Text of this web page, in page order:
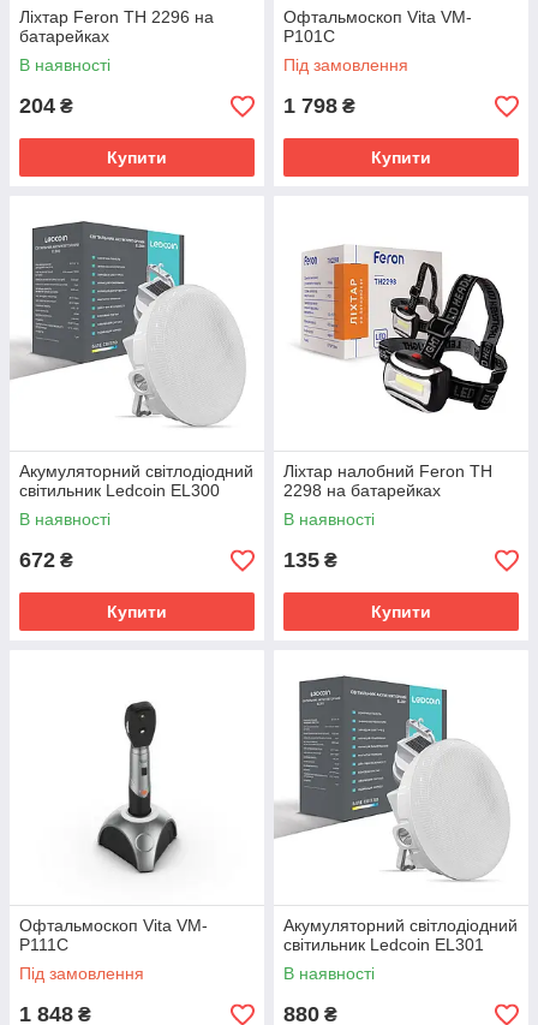
Ліхтар Feron TH 2296 на
батарейках
В наявності
204 ₴
Купити
Офтальмоскоп Vita VM-
P101C
Під замовлення
1 798 ₴
Купити
Акумуляторний світлодіодний
світильник Ledcoin EL300
В наявності
672 ₴
Купити
Ліхтар налобний Feron TH
2298 на батарейках
В наявності
135 ₴
Купити
Офтальмоскоп Vita VM-
P111C
Під замовлення
1 848 ₴
Акумуляторний світлодіодний
світильник Ledcoin EL301
В наявності
880 ₴